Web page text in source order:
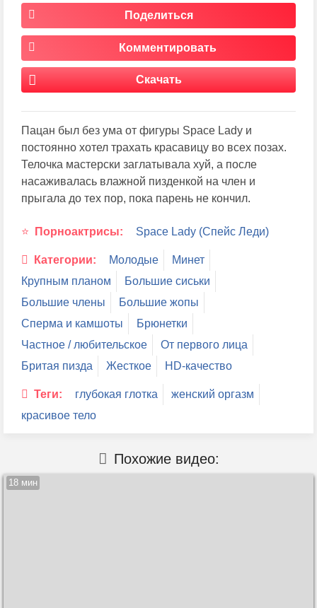
Поделиться
Комментировать
Скачать
Пацан был без ума от фигуры Space Lady и
постоянно хотел трахать красавицу во всех позах.
Телочка мастерски заглатывала хуй, а после
насаживалась влажной пизденкой на член и
прыгала до тех пор, пока парень не кончил.
Порноактрисы: Space Lady (Спейс Леди)
Категории: Молодые
Минет
Крупным планом
Большие сиськи
Большие члены
Большие жопы
Сперма и камшоты
Брюнетки
Частное / любительское
От первого лица
Бритая пизда
Жесткое HD-качество
Теги: глубокая глотка
женский оргазм
красивое тело
Похожие видео:
18 мин